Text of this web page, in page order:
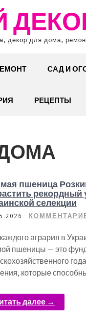
декор для дома,
САД И
РЕЦЕПТЫ
пшеница
рекордный
селекции
агрария в
пшеницы — это
которые
далее →